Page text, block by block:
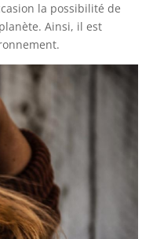
la possibilité de
Ainsi, il est